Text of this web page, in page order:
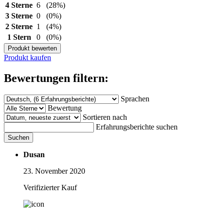
4 Sterne 6
(28%)
3 Sterne 0
(0%)
2 Sterne 1
(4%)
1 Stern
0 (0%)
Produkt bewerten
Produkt kaufen
Bewertungen filtern:
Sprachen
Bewertung
Sortieren nach
Erfahrungsberichte suchen
Suchen
Dusan
23. November 2020
Verifizierter Kauf